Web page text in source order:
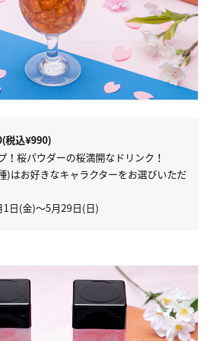
税込¥990)
！桜パウダーの桜満開なドリンク！
はお好きなキャラクターをお選びいただ
日(金)～5月29日(日)